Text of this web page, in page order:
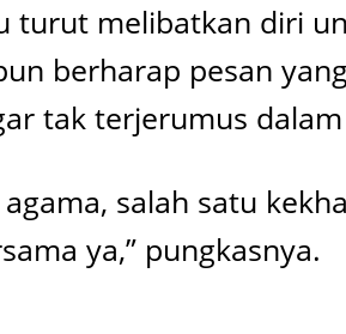
turut melibatkan diri
berharap pesan
tak terjerumus
salah satu
ya,” pungkasnya.